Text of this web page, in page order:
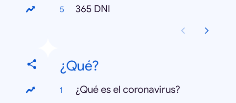
365 DNI
¿Qué?
¿Qué es el coronavirus?